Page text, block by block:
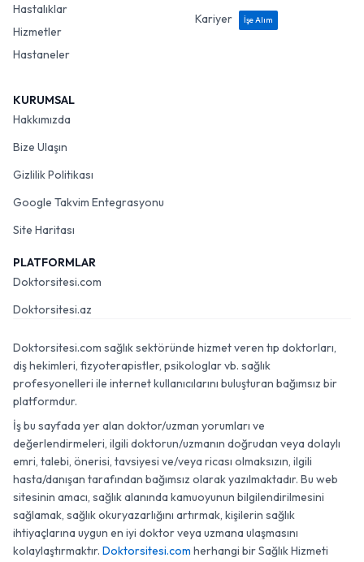
Hastalıklar
Hizmetler
Hastaneler
Kariyer
İşe Alım
KURUMSAL
Hakkımızda
Bize Ulaşın
Gizlilik Politikası
Google Takvim Entegrasyonu
Site Haritası
PLATFORMLAR
Doktorsitesi.com
Doktorsitesi.az
Doktorsitesi.com sağlık sektöründe hizmet veren tıp doktorları,
diş hekimleri, fizyoterapistler, psikologlar vb. sağlık
profesyonelleri ile internet kullanıcılarını buluşturan bağımsız bir
platformdur.
İş bu sayfada yer alan doktor/uzman yorumları ve
değerlendirmeleri, ilgili doktorun/uzmanın doğrudan veya dolaylı
emri, talebi, önerisi, tavsiyesi ve/veya ricası olmaksızın, ilgili
hasta/danışan tarafından bağımsız olarak yazılmaktadır. Bu web
sitesinin amacı, sağlık alanında kamuoyunun bilgilendirilmesini
sağlamak, sağlık okuryazarlığını artırmak, kişilerin sağlık
ihtiyaçlarına uygun en iyi doktor veya uzmana ulaşmasını
kolaylaştırmaktır. Doktorsitesi.com herhangi bir Sağlık Hizmeti